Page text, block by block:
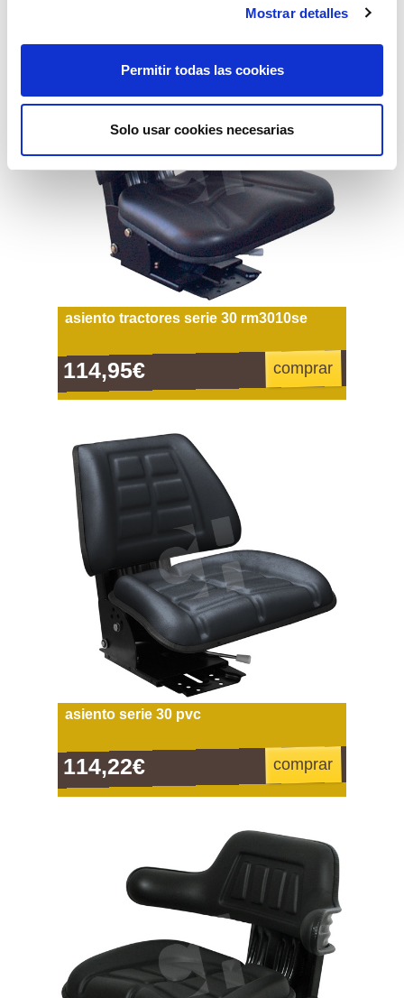
Mostrar detalles
Permitir todas las cookies
Solo usar cookies necesarias
asiento tractores serie 30 rm3010se
114,95€ comprar
asiento serie 30 pvc
114,22€ comprar